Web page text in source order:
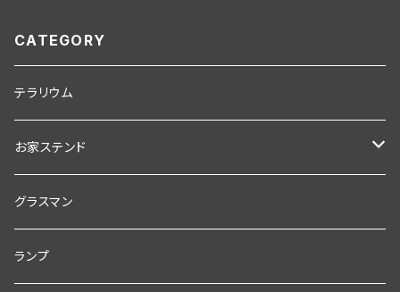
CATEGORY
テラリウム
お家ステンド
スターターセット
コテあり
制作用キット
グラスマン
ランプ